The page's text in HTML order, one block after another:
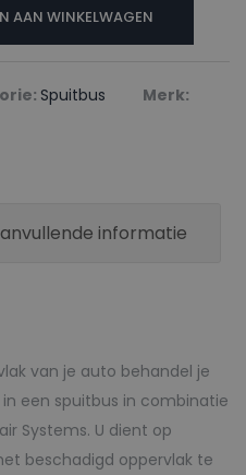
AAN WINKELWAGEN
Spuitbus
Merk:
informatie
van je auto behandel je
een spuitbus in combinatie
Systems. U dient op
beschadigd oppervlak te